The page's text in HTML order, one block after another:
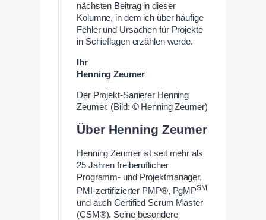
nächsten Beitrag in dieser
Kolumne, in dem ich über häufige
Fehler und Ursachen für Projekte
in Schieflagen erzählen werde.
Ihr
Henning Zeumer
Der Projekt-Sanierer Henning
Zeumer. (Bild: © Henning Zeumer)
Über Henning Zeumer
Henning Zeumer ist seit mehr als
25 Jahren freiberuflicher
Programm- und Projektmanager,
PMI-zertifizierter PMP®, PgMPSM
und auch Certified Scrum Master
(CSM®). Seine besondere